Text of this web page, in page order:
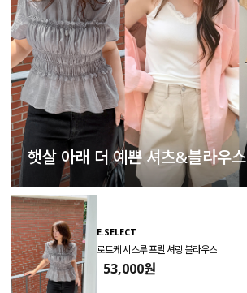
햇살 아래 더 예쁜 셔츠&블라우스
E.SELECT
로트케 시스루 프릴 셔링 블라우스
53,000원